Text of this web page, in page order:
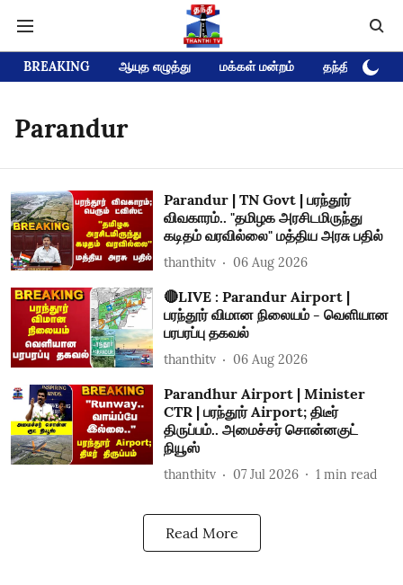
BREAKING ஆயுத எழுத்து மக்கள் மன்றம் தந்தி டிவி
Parandur
Parandur | TN Govt | பரந்தூர்
விவகாரம்.. "தமிழக அரசிடமிருந்து
கடிதம் வரவில்லை" மத்திய அரசு பதில்
thanthitv 06 Aug 2026
🔴LIVE : Parandur Airport |
பரந்தூர் விமான நிலையம் - வெளியான
பரபரப்பு தகவல்
thanthitv 06 Aug 2026
Parandhur Airport | Minister
CTR | பரந்தூர் Airport; திடீர்
திருப்பம்.. அமைச்சர் சொன்னகுட்
நியூஸ்
thanthitv 07 Jul 2026 1 min read
Read More